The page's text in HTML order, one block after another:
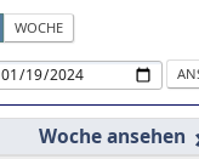
WOCHE